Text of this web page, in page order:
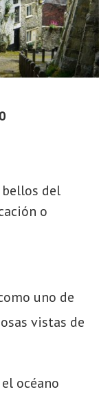
bellos del
o
uno de
vistas de
océano